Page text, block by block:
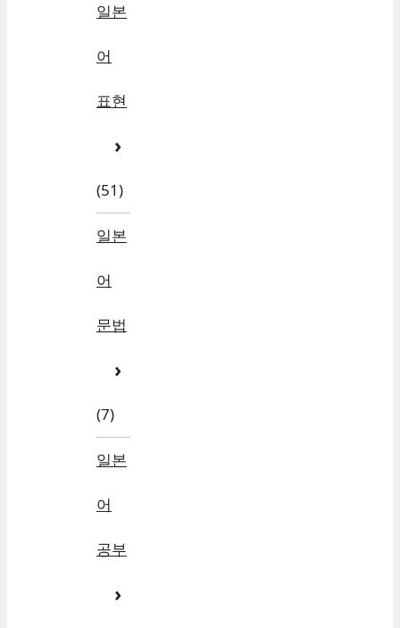
일본
어
표현
(51)
일본
어
문법
(7)
일본
어
공부